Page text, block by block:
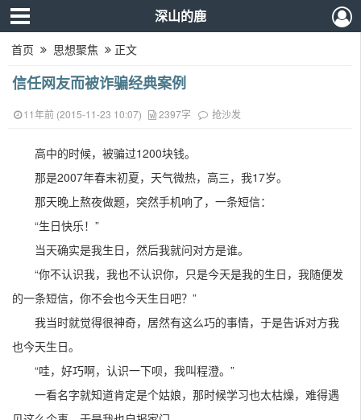
深山的鹿
首页 思想聚焦 正文
信任网友而被诈骗经典案例
11年前 (2015-11-23 10:07) 2397字 抢沙发
高中的时候，被骗过1200块钱。
那是2007年春末初夏，天气微热，高三，我17岁。
那天晚上熬夜做题，突然手机响了，一条短信：
“生日快乐！”
当天确实是我生日，然后我就问对方是谁。
“你不认识我，我也不认识你，只是今天是我的生日，我随便发
的一条短信，你不会也今天生日吧？”
我当时就觉得很神奇，居然有这么巧的事情，于是告诉对方我
也今天生日。
“哇，好巧啊，认识一下呗，我叫程澄。”
一看名字就知道肯定是个姑娘，那时候学习也太枯燥，难得遇